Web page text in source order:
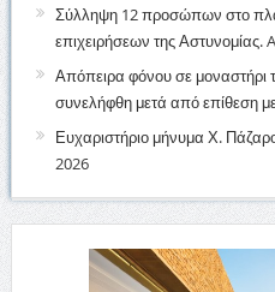
Σύλληψη 12 προσώπων στο
επιχειρήσεων της Αστυνομίας.
Απόπειρα φόνου σε μοναστήρι
συνελήφθη μετά από επίθεση
Ευχαριστήριο μήνυμα Χ.
2026